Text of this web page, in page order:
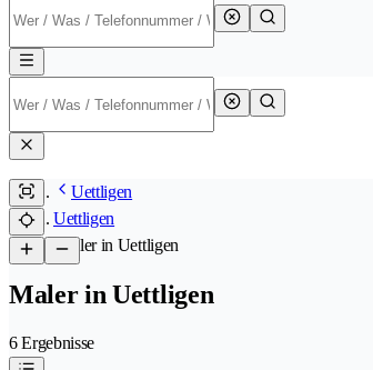
Uettligen
Uettligen
/Maler in Uettligen
Maler in Uettligen
6 Ergebnisse